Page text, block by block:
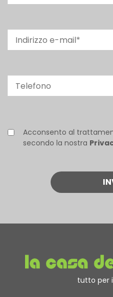
Acconsento al
secondo la nostra
tutto per